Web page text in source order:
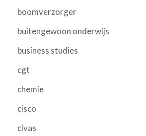
boomverzorger
buitengewoon onderwijs
business studies
cgt
chemie
cisco
civas